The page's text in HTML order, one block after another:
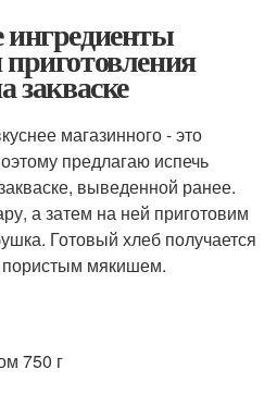
закваске
магазинного - это
предлагаю испечь
выведенной ранее.
а затем на ней приготовим
Готовый хлеб получается
пористым мякишем.
750 г